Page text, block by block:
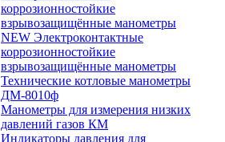
коррозионностойкие
взрывозащищённые манометры
NEW Электроконтактные
коррозионностойкие
взрывозащищённые манометры
Технические котловые манометры
ДМ-8010ф
Манометры для измерения низких
давлений газов КМ
Индикаторы давления для